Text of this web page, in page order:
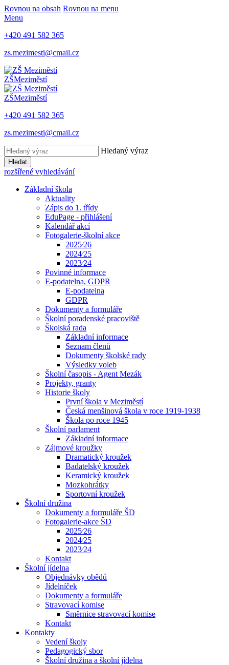
Rovnou na obsah Rovnou na menu
Menu
+420 491 582 365
zs.mezimesti@cmail.cz
ZŠMeziměstí
ZŠMeziměstí
+420 491 582 365
zs.mezimesti@cmail.cz
Hledaný výraz
Hledat
rozšířené vyhledávání
Základní škola
Aktuality
Zápis do 1. třídy
EduPage - přihlášení
Kalendář akcí
Fotogalerie-školní akce
2025⁄26
2024⁄25
2023⁄24
Povinné informace
E-podatelna, GDPR
E-podatelna
GDPR
Dokumenty a formuláře
Školní poradenské pracoviště
Školská rada
Základní informace
Seznam členů
Dokumenty školské rady
Výsledky voleb
Školní časopis - Agent Mezák
Projekty, granty
Historie školy
První škola v Meziměstí
Česká menšinová škola v roce 1919-1938
Škola po roce 1945
Školní parlament
Základní informace
Zájmové kroužky
Dramatický kroužek
Badatelský kroužek
Keramický kroužek
Mozkohrátky
Sportovní kroužek
Školní družina
Dokumenty a formuláře ŠD
Fotogalerie-akce ŠD
2025⁄26
2024⁄25
2023⁄24
Kontakt
Školní jídelna
Objednávky obědů
Jídelníček
Dokumenty a formuláře
Stravovací komise
Směrnice stravovací komise
Kontakt
Kontakty
Vedení školy
Pedagogický sbor
Školní družina a školní jídelna